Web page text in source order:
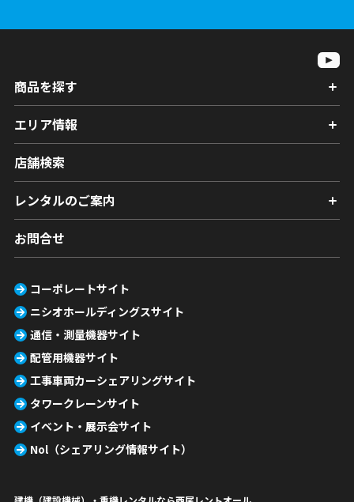
商品を探す
エリア情報
店舗検索
レンタルのご案内
お問合せ
コーポレートサイト
ニシオホールディングスサイト
通信・測量機器サイト
配管用機器サイト
工事車両カーシェアリングサイト
タワークレーンサイト
イベント・展示会サイト
Nol（シェアリング情報サイト）